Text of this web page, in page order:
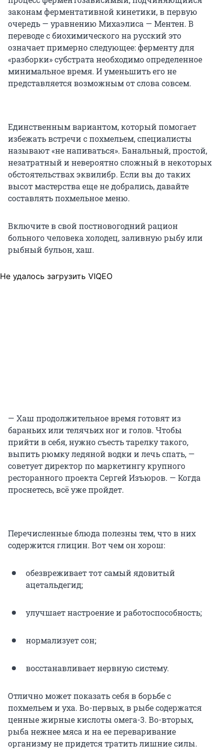
законам ферментативной кинетики, в первую
очередь — уравнению Михаэлиса — Ментен. В
переводе с биохимического на русский это
означает примерно следующее: ферменту для
«разборки» субстрата необходимо определенное
минимальное время. И уменьшить его не
представляется возможным от слова совсем.
Единственным вариантом, который помогает
избежать встречи с похмельем, специалисты
называют «не напиваться». Банальный, простой,
незатратный и невероятно сложный в некоторых
обстоятельствах эквилибр. Если вы до таких
высот мастерства еще не добрались, давайте
составлять похмельное меню.
Включите в свой постновогодний рацион
больного человека холодец, заливную рыбу или
рыбный бульон, хаш.
Не удалось загрузить VIQEO
— Хаш продолжительное время готовят из
бараньих или телячьих ног и голов. Чтобы
прийти в себя, нужно съесть тарелку такого,
выпить рюмку ледяной водки и лечь спать, —
советует директор по маркетингу крупного
ресторанного проекта Сергей Изъюров. — Когда
проснетесь, всё уже пройдет.
Перечисленные блюда полезны тем, что в них
содержится глицин. Вот чем он хорош:
обезвре­живает тот самый ядовитый
ацетальдегид;
улучшает настро­ение и работо­способ­ность;
норма­лизует сон;
вос­станавли­вает нервную систему.
Отлично может показать себя в борьбе с
похмельем и уха. Во-первых, в рыбе содержатся
ценные жирные кислоты омега-3. Во-вторых,
рыба нежнее мяса и на ее переваривание
организму не придется тратить лишние силы.